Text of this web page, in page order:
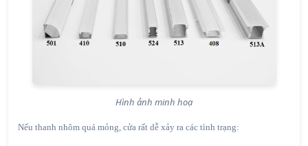
Hình ảnh minh hoạ
Nếu thanh nhôm quá mỏng, cửa rất dễ xảy ra các tình trạng: